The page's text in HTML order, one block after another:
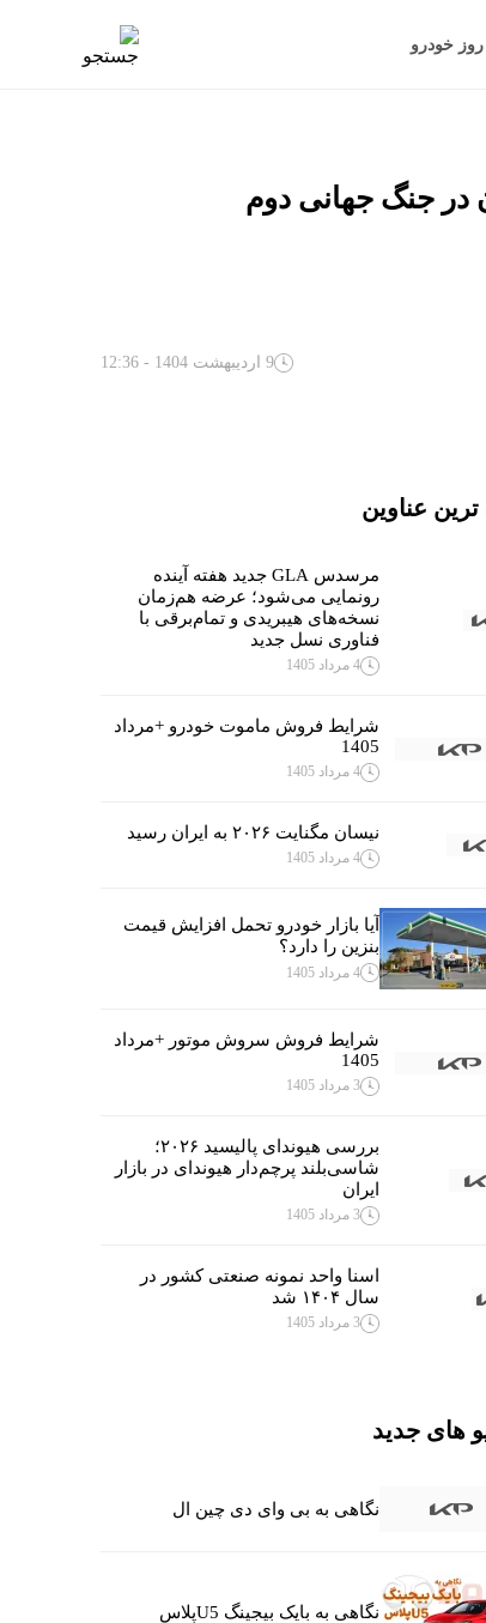
خودرو
در جنگ جهانی دوم
9 اردیبهشت 1404 - 12:36
ترین عناوین
مرسدس GLA جدید هفته آینده
رونمایی می‌شود؛ عرضه هم‌زمان
نسخه‌های هیبریدی و تمام‌برقی با
فناوری نسل جدید
4 مرداد 1405
شرایط فروش ماموت خودرو +مرداد
1405
4 مرداد 1405
نیسان مگنایت ۲۰۲۶ به ایران رسید
4 مرداد 1405
آیا بازار خودرو تحمل افزایش قیمت
بنزین را دارد؟
4 مرداد 1405
شرایط فروش سروش موتور +مرداد
1405
3 مرداد 1405
بررسی هیوندای پالیسید ۲۰۲۶؛
شاسی‌بلند پرچم‌دار هیوندای در بازار
ایران
3 مرداد 1405
اسنا واحد نمونه صنعتی کشور در
سال ۱۴۰۴ شد
3 مرداد 1405
های جدید
نگاهی به بی وای دی چین ال
نگاهی به بایک بیجینگ U5پلاس